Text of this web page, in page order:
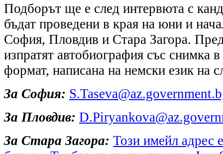
Подборът ще е след интервюта с
бъдат проведени в края на юни и
София, Пловдив и Стара Загора.
изпратят автобиография със снимка
формат, написана на немски език на
За София:
За Пловдив:
За Стара Загора: Този имейл адрес